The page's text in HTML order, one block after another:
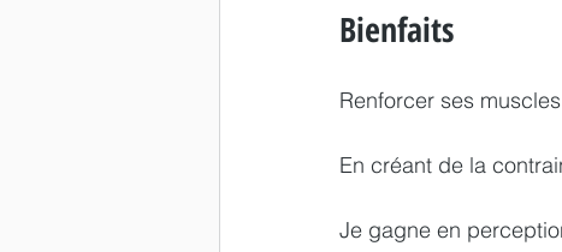
Bienfaits
Renforcer ses
En créant de la
Je gagne en